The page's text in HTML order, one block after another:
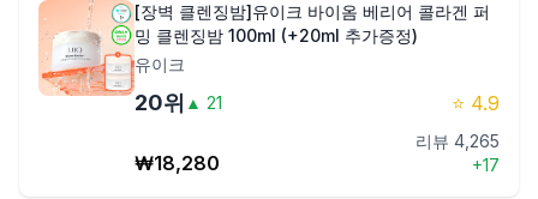
[장벽 클렌징밤]유이크 바이옴 베리어 콜라겐 퍼
밍 클렌징밤 100ml (+20ml 추가증정)
유이크
20위 ▲ 21 ⭐ 4.9
₩18,280
리뷰 4,265
+17